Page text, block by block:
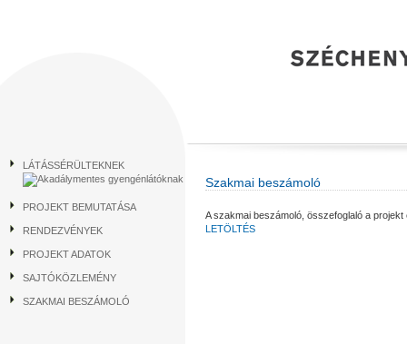
LÁTÁSSÉRÜLTEKNEK
PROJEKT BEMUTATÁSA
RENDEZVÉNYEK
PROJEKT ADATOK
SAJTÓKÖZLEMÉNY
SZAKMAI BESZÁMOLÓ
Szakmai beszámoló
A szakmai beszámoló, összefoglaló a
LETÖLTÉS